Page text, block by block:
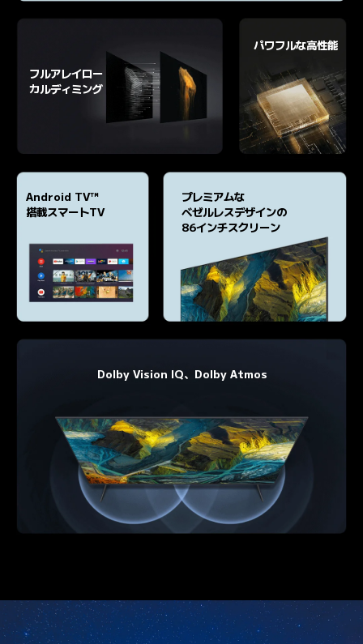
パワフルな高性能
フルアレイロー
カルディミング
Android TV™
搭載スマートTV
プレミアムな
ベゼルレスデザインの
86インチスクリーン
Dolby Vision IQ、Dolby Atmos